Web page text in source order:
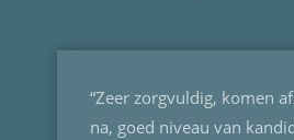
“Zeer zorgvuldig, komen
na, goed niveau van